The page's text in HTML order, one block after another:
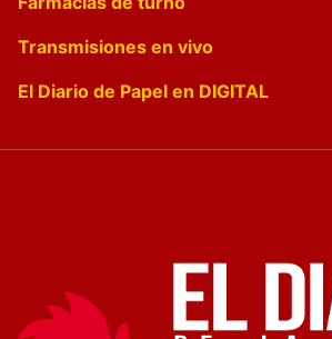
Transmisiones en vivo
El Diario de Papel en DIGITAL